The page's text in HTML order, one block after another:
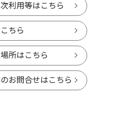
利用等はこちら
ちら
所はこちら
お問合せはこちら